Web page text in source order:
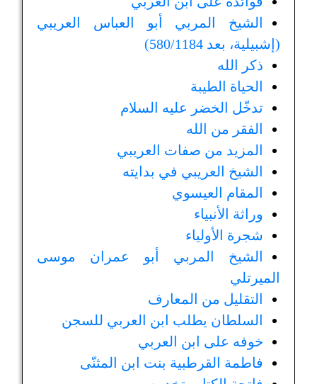
الشيخ المربي أبو العباس العريبي
(إشبيلية، بعد 580/1184)
ذكر الله
الحياة الطيبة
تدخّل الخضر عليه السلام
الفقر من الله
المزيد من صفات العريبي
الشيخ العريبي في بدايته
المقام العيسوي
وراثة الأنبياء
شجرة الأولياء
الشيخ المربي أبو عمران موسى
الميرتلي
التقليل من المعارف
السلطان يطلب ابن العربي للسجن
خوفه على ابن العربي
فاطمة القرطبية بنت ابن المثنّى